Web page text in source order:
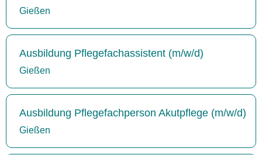
Gießen
Ausbildung Pflegefachassistent (m/w/d)
Gießen
Ausbildung Pflegefachperson Akutpflege (m/w/d)
Gießen